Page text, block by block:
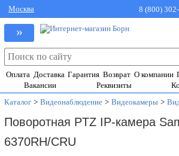
Москва 8 (800)
»
Оплата Доставка Гарантия Возврат О компании
Вакансии
Реквизиты
Каталог > Видеонаблюдение > Видеокамеры >
Поворотная PTZ IP-камера
6370RH/CRU